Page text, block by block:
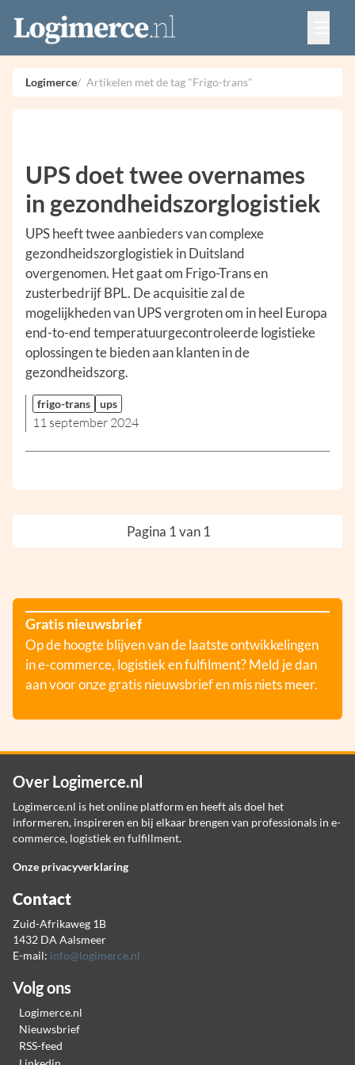
Vacatures
Events
Adverteren
Partners
Logimerce Artikelen met de tag "Frigo-trans"
UPS doet twee overnames
in gezondheidszorglogistiek
UPS heeft twee aanbieders van complexe
gezondheidszorglogistiek in Duitsland
overgenomen. Het gaat om Frigo-Trans en
zusterbedrijf BPL. De acquisitie zal de
mogelijkheden van UPS vergroten om in heel Europa
end-to-end temperatuurgecontroleerde logistieke
oplossingen te bieden aan klanten in de
gezondheidszorg.
frigo-trans ups
11 september 2024
Pagina 1 van 1
Gratis nieuwsbrief
Op de hoogte blijven van de laatste ontwikkelingen
in e-commerce, logistiek en fulfilment? Meld je dan
aan voor onze gratis nieuwsbrief en mis niets meer.
Over Logimerce.nl
Logimerce.nl is het online platform en heeft als doel het
informeren, inspireren en bij elkaar brengen van professionals in e-
commerce, logistiek en fulfillment.
Onze privacyverklaring
Contact
Zuid-Afrikaweg 1B
1432 DA Aalsmeer
E-mail: info@logimerce.nl
Volg ons
Logimerce.nl
Nieuwsbrief
RSS-feed